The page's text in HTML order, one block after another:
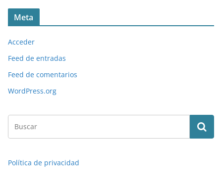
Meta
Acceder
Feed de entradas
Feed de comentarios
WordPress.org
Política de privacidad